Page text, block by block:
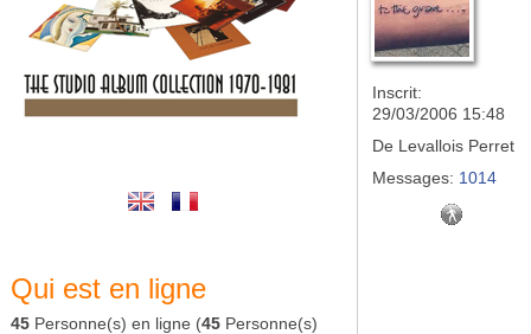
Qui est en ligne
45 Personne(s) en ligne (45 Personne(s)
Inscrit:
29/03/2006 15:48
De Levallois Perret
Messages: 1014